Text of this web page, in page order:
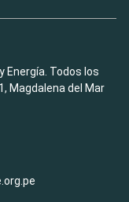
Energía. Todos los
Magdalena del Mar